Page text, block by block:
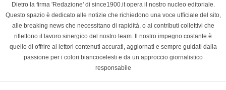
Dietro la firma 'Redazione' di since1900.it opera il nostro nucleo editoriale.
Questo spazio è dedicato alle notizie che richiedono una voce ufficiale del sito,
alle breaking news che necessitano di rapidità, o ai contributi collettivi che
riflettono il lavoro sinergico del nostro team. Il nostro impegno costante è
quello di offrire ai lettori contenuti accurati, aggiornati e sempre guidati dalla
passione per i colori biancocelesti e da un approccio giornalistico
responsabile